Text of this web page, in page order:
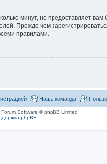
минут, но предоставляет
Прежде чем
правилами.
Наша команда
Forum Software © phpBB Limited
phpBB